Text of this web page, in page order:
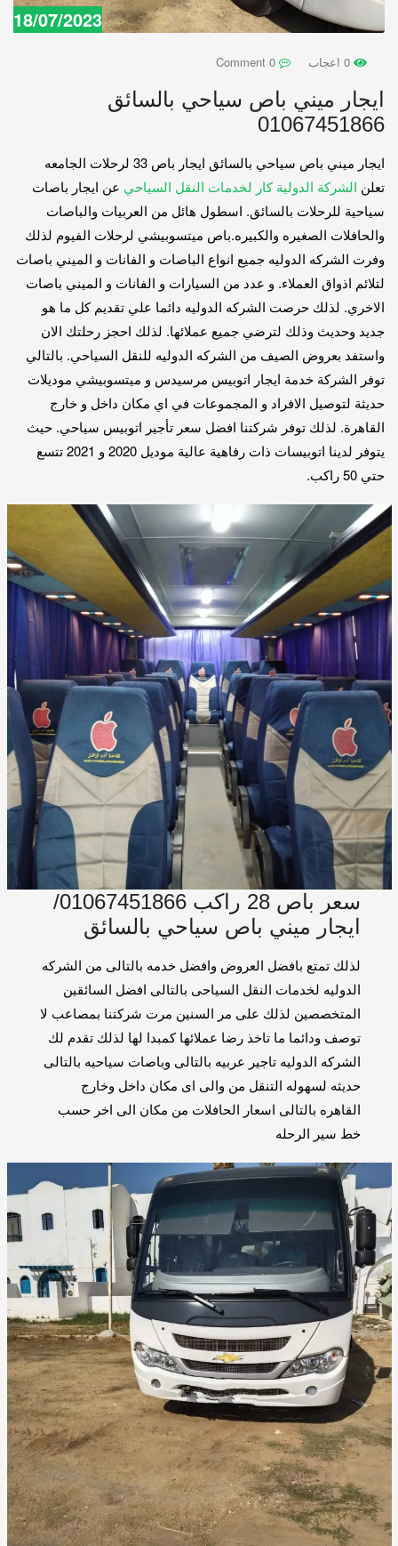
18/07/2023
ايجار ميني باص سياحي بالسائق
01067451866
ايجار ميني باص سياحي بالسائق ايجار باص 33 لرحلات الجامعه
تعلن الشركة الدولية كار لخدمات النقل السياحي عن ايجار باصات
سياحية للرحلات بالسائق. اسطول هائل من العربيات والباصات
والحافلات الصغيره والكبيره.باص ميتسوبيشي لرحلات الفيوم لذلك
وفرت الشركه الدوليه جميع انواع الباصات و الفانات و الميني باصات
لتلائم اذواق العملاء. و عدد من السيارات و الفانات و الميني باصات
الاخري. لذلك حرصت الشركه الدوليه دائما علي تقديم كل ما هو
جديد وحديث وذلك لترضي جميع عملائها. لذلك احجز رحلتك الان
واستفد بعروض الصيف من الشركه الدوليه للنقل السياحي. بالتالي
توفر الشركة خدمة ايجار اتوبيس مرسيدس و ميتسوبيشي موديلات
حديثة لتوصيل الافراد و المجموعات في اي مكان داخل و خارج
القاهرة. لذلك توفر شركتنا افضل سعر تأجير اتوبيس سياحي. حيث
يتوفر لدينا اتوبيسات ذات رفاهية عالية موديل 2020 و 2021 تتسع
حتي 50 راكب.
سعر باص 28 راكب 01067451866/
ايجار ميني باص سياحي بالسائق
لذلك تمتع بافضل العروض وافضل خدمه بالتالى من الشركه
الدوليه لخدمات النقل السياحى بالتالى افضل السائقين
المتخصصين لذلك على مر السنين مرت شركتنا بمصاعب لا
توصف ودائما ما تاخذ رضا عملائها كمبدا لها لذلك تقدم لك
الشركه الدوليه تاجير عربيه بالتالى وباصات سياحيه بالتالى
حديثه لسهوله التنقل من والى اى مكان داخل وخارج
القاهره بالتالى اسعار الحافلات من مكان الى اخر حسب
خط سير الرحله